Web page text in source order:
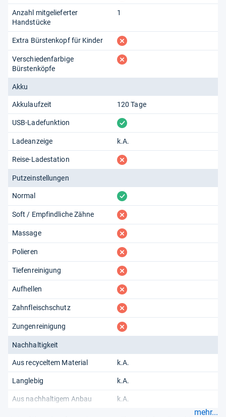
Anzahl mitgelieferter
Handstücke
1
Extra Bürstenkopf für Kinder fehlt
Verschiedenfarbige
Bürstenköpfe
fehlt
Akku
Akkulaufzeit 120 Tage
USB-Ladefunktion vorhanden
Ladeanzeige k.A.
Reise-Ladestation fehlt
Putzeinstellungen
Normal vorhanden
Soft / Empfindliche Zähne fehlt
Massage fehlt
Polieren fehlt
Tiefenreinigung fehlt
Aufhellen fehlt
Zahnfleischschutz fehlt
Zungenreinigung fehlt
Nachhaltigkeit
Aus recyceltem Material k.A.
Langlebig k.A.
Aus nachhaltigem Anbau k.A.
mehr...